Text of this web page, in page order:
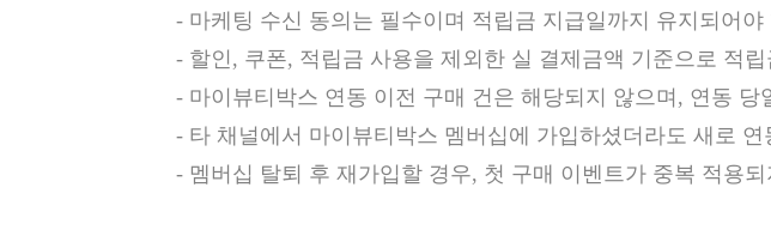
- 마케팅 수신 동의는 필수이며 적립금 지급일까지 유지되어
- 할인, 쿠폰, 적립금 사용을 제외한 실 결제금액 기준으로 적
- 마이뷰티박스 연동 이전 구매 건은 해당되지 않으며, 연동
- 타 채널에서 마이뷰티박스 멤버십에 가입하셨더라도 새로
- 멤버십 탈퇴 후 재가입할 경우, 첫 구매 이벤트가 중복 적용되